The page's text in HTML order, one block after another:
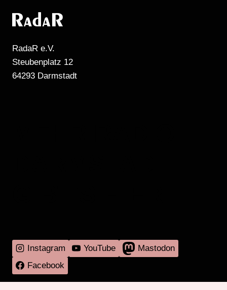
RadaR e.V.
Steubenplatz 12
64293 Darmstadt
Instagram YouTube
Mastodon
Facebook